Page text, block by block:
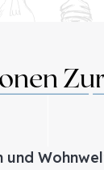
und